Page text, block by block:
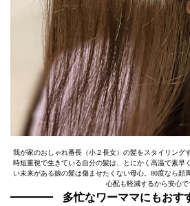
我が家のおしゃれ番長（小２長女）の髪をスタイリング
時短重視で生きている自分の髪は、とにかく高温で素早
い未来がある娘の髪は傷ませたくない母心。80度なら顔
心配も軽減するから安心で
多忙なワーママにもおす